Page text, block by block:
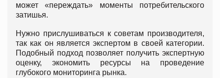
может «переждать» моменты потребительского
затишья.
Нужно прислушиваться к советам производителя,
так как он является экспертом в своей категории.
Подобный подход позволяет получить экспертную
оценку, экономить ресурсы на проведение
глубокого мониторинга рынка.